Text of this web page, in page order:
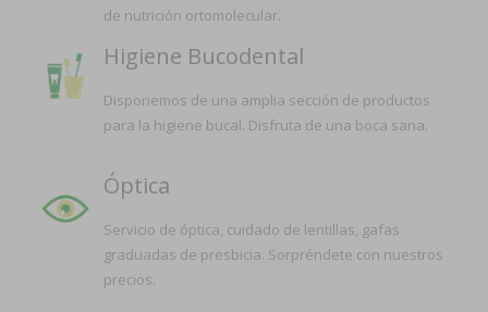
de nutrición ortomolecular.
Higiene Bucodental
Disponemos de una amplia sección de productos
para la higiene bucal. Disfruta de una boca sana.
Óptica
Servicio de óptica, cuidado de lentillas, gafas
graduadas de presbicia. Sorpréndete con nuestros
precios.